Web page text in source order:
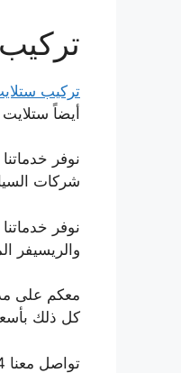
تركيب
أيضاً
نوفر
شركات
نوفر
والريسيفر
معكم على
كل ذلك